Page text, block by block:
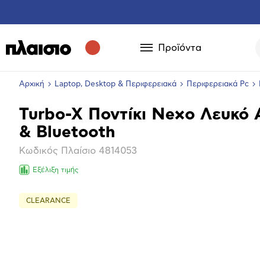
Προϊόντα
Αρχική Laptop, Desktop & Περιφερειακά Περιφερειακά Pc
Βασικά
χαρακτηριστικά
Turbo-X Ποντίκι Nexo Λευκό
& Bluetooth
Κωδικός Πλαίσιο 4814053
Εξέλιξη τιμής
CLEARANCE